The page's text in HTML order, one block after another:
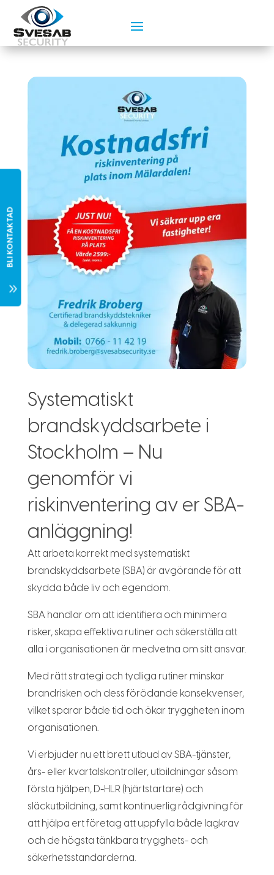
Systematiskt
brandskyddsarbete i
Stockholm – Nu
genomför vi
riskinventering av er SBA-
anläggning!
Att arbeta korrekt med systematiskt
brandskyddsarbete (SBA) är avgörande för att
skydda både liv och egendom.
SBA handlar om att identifiera och minimera
risker, skapa effektiva rutiner och säkerställa att
alla i organisationen är medvetna om sitt ansvar.
Med rätt strategi och tydliga rutiner minskar
brandrisken och dess förödande konsekvenser,
vilket sparar både tid och ökar tryggheten inom
organisationen.
Vi erbjuder nu ett brett utbud av SBA-tjänster,
års- eller kvartalskontroller, utbildningar såsom
första hjälpen, D-HLR (hjärtstartare) och
släckutbildning, samt kontinuerlig rådgivning för
att hjälpa ert företag att uppfylla både lagkrav
och de högsta tänkbara trygghets- och
säkerhetsstandarderna.
7
BLI KONTAKTAD